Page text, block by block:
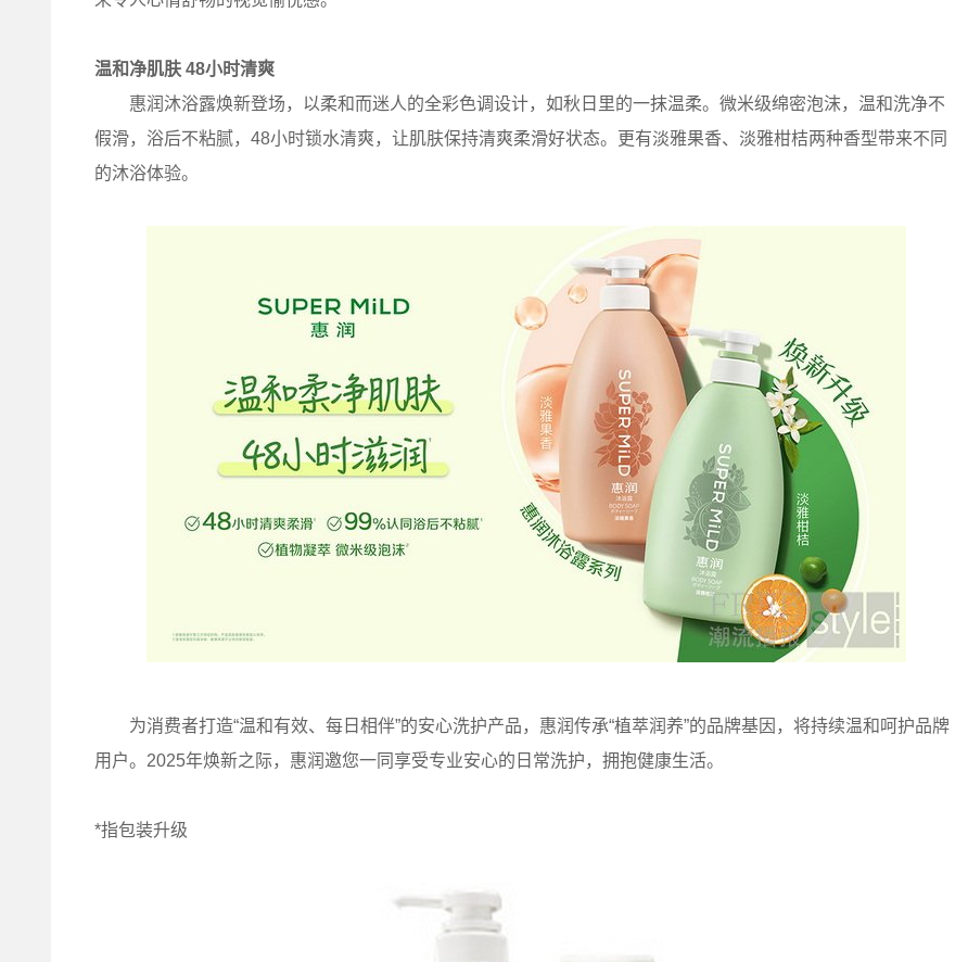
温和净肌肤 48小时清爽
惠润沐浴露焕新登场，以柔和而迷人的全彩色调设计，如秋日里的一抹温柔。微米级绵密泡沫，温和洗净不
假滑，浴后不粘腻，48小时锁水清爽，让肌肤保持清爽柔滑好状态。更有淡雅果香、淡雅柑桔两种香型带来不同
的沐浴体验。
为消费者打造“温和有效、每日相伴”的安心洗护产品，惠润传承“植萃润养”的品牌基因，将持续温和呵护品牌
用户。2025年焕新之际，惠润邀您一同享受专业安心的日常洗护，拥抱健康生活。
*指包装升级